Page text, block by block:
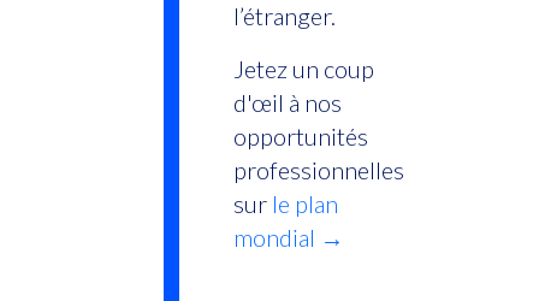
l’étranger.
Jetez un coup
d'œil à nos
opportunités
professionnelles
sur le plan
mondial →